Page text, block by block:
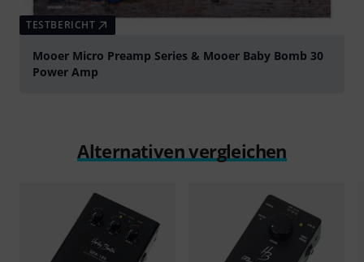
TESTBERICHT
Mooer Micro Preamp Series & Mooer Baby Bomb 30
Power Amp
Alternativen vergleichen